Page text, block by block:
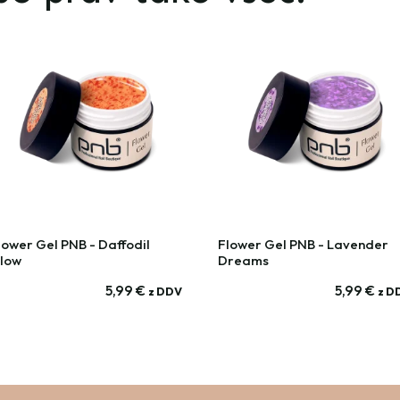
Gel PNB - Daffodil
5,99 € z DDV
Flower Gel PNB - Lavender
Dreams
5,99 € z